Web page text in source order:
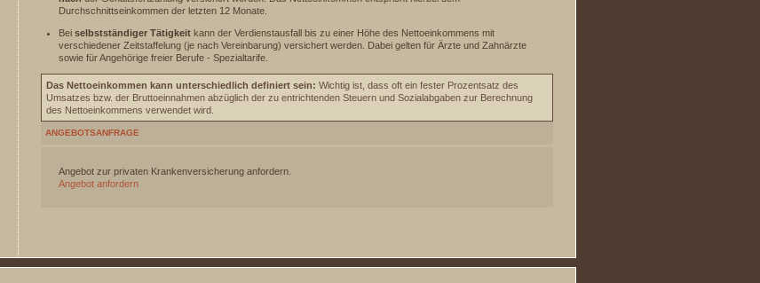
Durchschnittseinkommen der letzten 12 Monate.
Bei selbstständiger Tätigkeit kann der Verdienstausfall bis zu einer Höhe des Nettoeinkommens mit
verschiedener Zeitstaffelung (je nach Vereinbarung) versichert werden. Dabei gelten für Ärzte und Zahnärzte
sowie für Angehörige freier Berufe - Spezialtarife.
Das Nettoeinkommen kann unterschiedlich definiert sein: Wichtig ist, dass oft ein fester Prozentsatz des
Umsatzes bzw. der Bruttoeinnahmen abzüglich der zu entrichtenden Steuern und Sozialabgaben zur Berechnung
des Nettoeinkommens verwendet wird.
ANGEBOTSANFRAGE
Angebot zur privaten Krankenversicherung anfordern.
Angebot anfordern